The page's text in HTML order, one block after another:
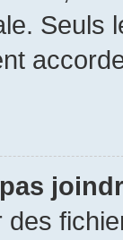
Seuls
des